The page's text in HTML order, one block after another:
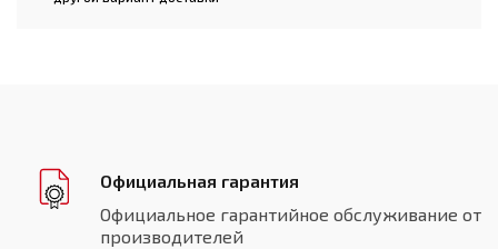
Официальная гарантия
Официальное гарантийное обслуживание от
производителей